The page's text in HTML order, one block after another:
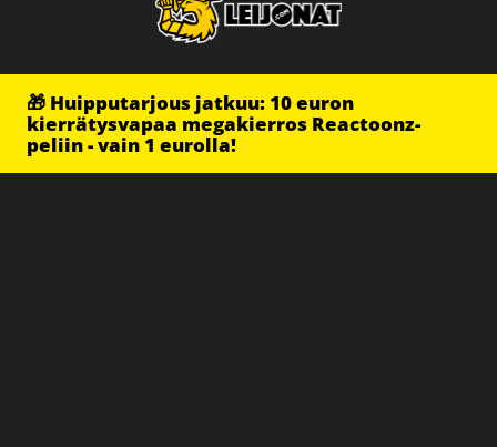
🎁 Huipputarjous jatkuu: 10 euron
kierrätysvapaa megakierros Reactoonz-
peliin - vain 1 eurolla!